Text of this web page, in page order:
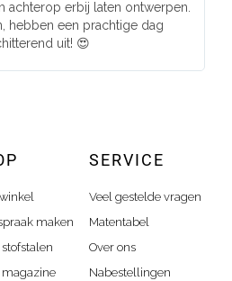
achterop erbij laten ontwerpen.
hebben een prachtige dag
uit! 😍
maken
magazine
SERVICE
Veel gestelde vragen
Matentabel
Over ons
Nabestellingen